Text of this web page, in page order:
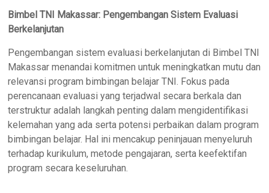
Bimbel TNI Makassar: Pengembangan Sistem Evaluasi
Berkelanjutan
Pengembangan sistem evaluasi berkelanjutan di Bimbel TNI
Makassar menandai komitmen untuk meningkatkan mutu dan
relevansi program bimbingan belajar TNI. Fokus pada
perencanaan evaluasi yang terjadwal secara berkala dan
terstruktur adalah langkah penting dalam mengidentifikasi
kelemahan yang ada serta potensi perbaikan dalam program
bimbingan belajar. Hal ini mencakup peninjauan menyeluruh
terhadap kurikulum, metode pengajaran, serta keefektifan
program secara keseluruhan.